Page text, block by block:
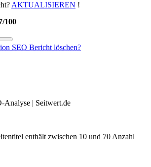
AKTUALISIEREN !
100
SEO Bericht löschen?
Analyse | Seitwert.de
enthält zwischen 10 und 70 Anzahl